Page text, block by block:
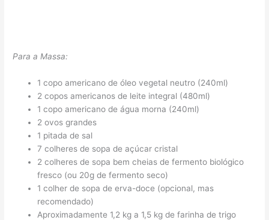
Para a Massa:
1 copo americano de óleo vegetal neutro (240ml)
2 copos americanos de leite integral (480ml)
1 copo americano de água morna (240ml)
2 ovos grandes
1 pitada de sal
7 colheres de sopa de açúcar cristal
2 colheres de sopa bem cheias de fermento biológico
fresco (ou 20g de fermento seco)
1 colher de sopa de erva-doce (opcional, mas
recomendado)
Aproximadamente 1,2 kg a 1,5 kg de farinha de trigo